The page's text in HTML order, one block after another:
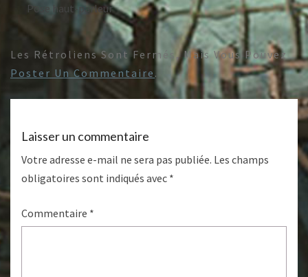
Pose haut-parleur
Les Rétroliens Sont Fermés, Mais Vous Pouvez
Poster Un Commentaire .
Laisser un commentaire
Votre adresse e-mail ne sera pas publiée. Les champs
obligatoires sont indiqués avec *
Commentaire *